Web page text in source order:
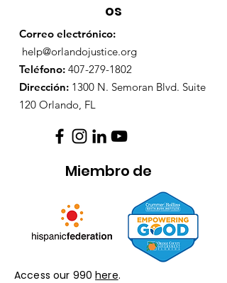
os
Correo electrónico:
help@orlandojustice.org
Teléfono: 407-279-1802
Dirección: 1300 N. Semoran Blvd. Suite
120 Orlando, FL
Miembro de
Access our 990here.